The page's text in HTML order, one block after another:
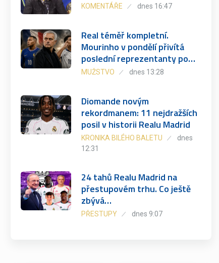
KOMENTÁŘE dnes 16:47
Real téměř kompletní.
Mourinho v pondělí přivítá
poslední reprezentanty po…
MUŽSTVO dnes 13:28
Diomande novým
rekordmanem: 11 nejdražších
posil v historii Realu Madrid
KRONIKA BILÉHO BALETU
dnes
12:31
24 tahů Realu Madrid na
přestupovém trhu. Co ještě
zbývá…
PŘESTUPY dnes 9:07